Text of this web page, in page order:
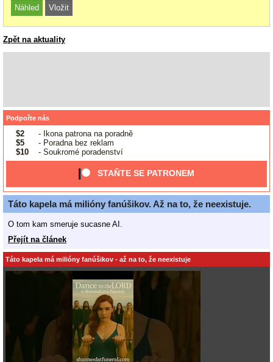
Zpět na aktuality
Podpořte nás
$2
- Ikona patrona na poradně
$5
- Poradna bez reklam
$10
- Soukromé poradenství
STAŇTE SE PATRONEM
Táto kapela má milióny fanúšikov. Až na to, že neexistuje.
O tom kam smeruje sucasne AI.
Přejít na článek
Táto kapela má milióny fanúšikov - až na to, že neexistuje